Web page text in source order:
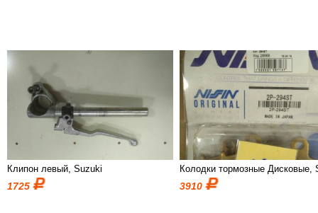
Клипон левый, Suzuki
1725
Колодки тормозные Дисковые,
3910